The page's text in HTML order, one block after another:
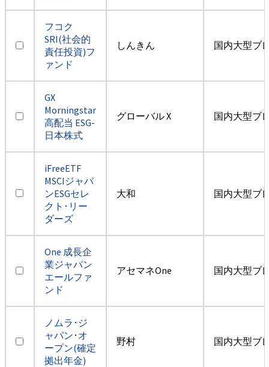
フコク
SRI(社会的
責任投資)フ
ァンド
しんきん 国内大型ブ
GX
Morningstar
高配当 ESG-
日本株式
グローバル X 国内大型ブ
iFreeETF
MSCIジャパ
ンESGセレ
クト･リー
ダーズ
大和 国内大型ブ
One 成長企
業ジャパン
エールファ
ンド
アセマネOne 国内大型ブ
ノムラ･ジ
ャパン･オ
ープン(確定
拠出年金)
野村 国内大型ブ